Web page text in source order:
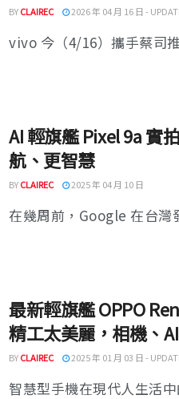
BYCLAIREC 2026 年 04 月 16 日 -
vivo 今（4/16）攜手蔡司
AI 輕旗艦 Pixel 9a 實
航、更智慧
BYCLAIREC 2025 年 04 月 10 日
在幾周前，Google 在台灣
最新輕旗艦 OPPO
精工太美麗，相機、
BYCLAIREC 2025 年 01 月 03 日 -
智慧型手機在現代人生活